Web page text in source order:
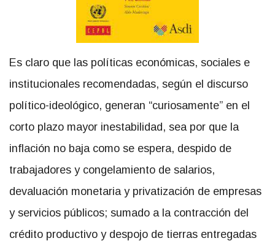
Es claro que las políticas económicas, sociales e
institucionales recomendadas, según el discurso
político-ideológico, generan “curiosamente” en el
corto plazo mayor inestabilidad, sea por que la
inflación no baja como se espera, despido de
trabajadores y congelamiento de salarios,
devaluación monetaria y privatización de empresas
y servicios públicos; sumado a la contracción del
crédito productivo y despojo de tierras entregadas